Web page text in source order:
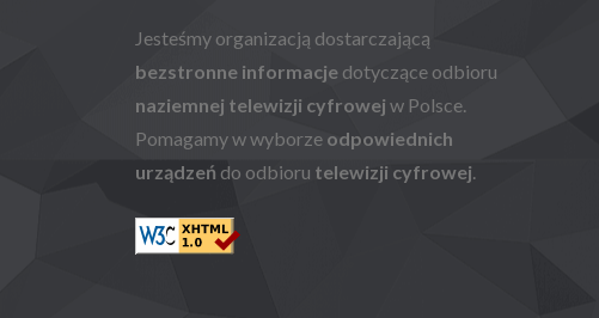
Jesteśmy organizacją dostarczającą
bezstronne informacjedotyczące odbioru
naziemnej telewizji cyfrowej w Polsce.
Pomagamy w wyborze odpowiednich
urządzeń do odbioru telewizji cyfrowej.